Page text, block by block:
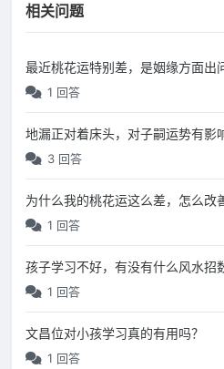
相关问题
最近桃花运特别差，是姻缘方面出
1 回答
地漏正对着床头，对子嗣运势有影
3 回答
为什么我的桃花运这么差，怎么改
1 回答
孩子学习不好，有没有什么风水招
1 回答
文昌位对小孩学习真的有用吗？
1 回答